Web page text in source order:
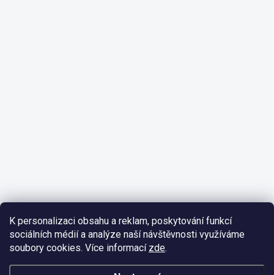
K personalizaci obsahu a reklam, poskytování funkcí
sociálních médií a analýze naší návštěvnosti využíváme
soubory cookies. Více informací zde.